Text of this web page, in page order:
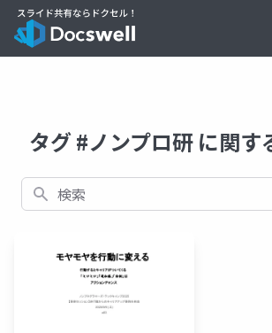
タグ #ノンプロ研 に関す
検索